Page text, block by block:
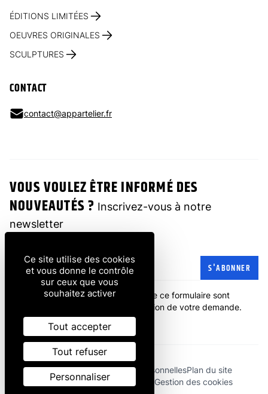
ÉDITIONS LIMITÉES
OEUVRES ORIGINALES
SCULPTURES
CONTACT
contact@appartelier.fr
VOUS VOULEZ ÊTRE INFORMÉ DES
NOUVEAUTÉS ? Inscrivez-vous à notre
newsletter
Adresse e-mail S'ABONNER
Les informations recueillies à partir de ce formulaire sont
transmises à l'entreprise pour la gestion de votre demande.
politique de confidentialité.
Mentions légalesDonnées personnellesPlan du site
Conditions générales de vente Gestion des cookies
Ce site utilise des cookies
et vous donne le contrôle
sur ceux que vous
souhaitez activer
Tout accepter
Tout refuser
Personnaliser